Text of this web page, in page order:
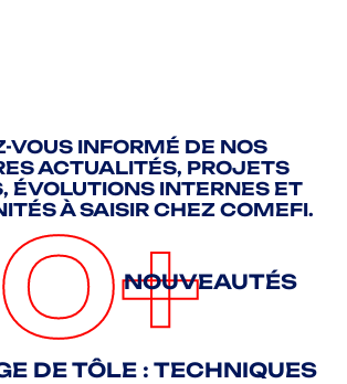
VOUS INFORMÉ DE NOS
ACTUALITÉS, PROJETS
ÉVOLUTIONS INTERNES ET
À SAISIR CHEZ COMEFI.
0+
NOUVEAUTÉS
DE TÔLE : TECHNIQUES